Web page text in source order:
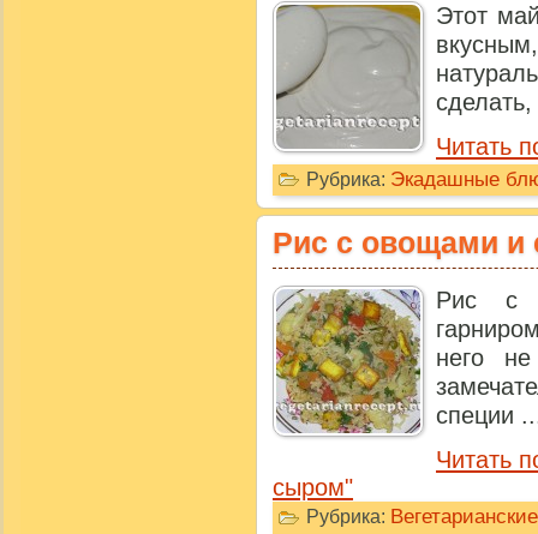
Этот
Читать
Рубрика: Экадашные
Рис с овощами и
Рис с
него
специи
Читать
сыром"
Рубрика: